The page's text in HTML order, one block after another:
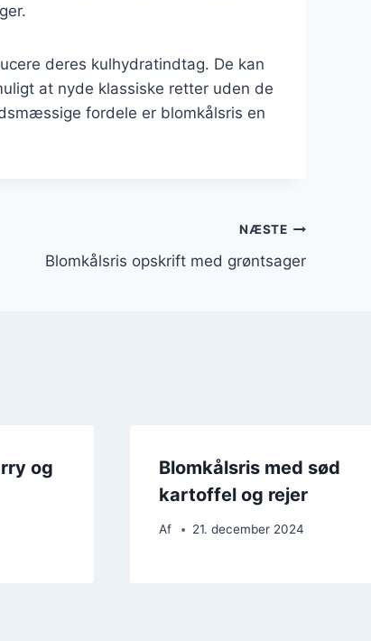
deres kulhydratindtag. De kan
at nyde klassiske retter uden de
fordele er blomkålsris en
NÆSTE
Blomkålsris opskrift med grøntsager
og
Blomkålsris med sød
kartoffel og rejer
Af 21. december 2024